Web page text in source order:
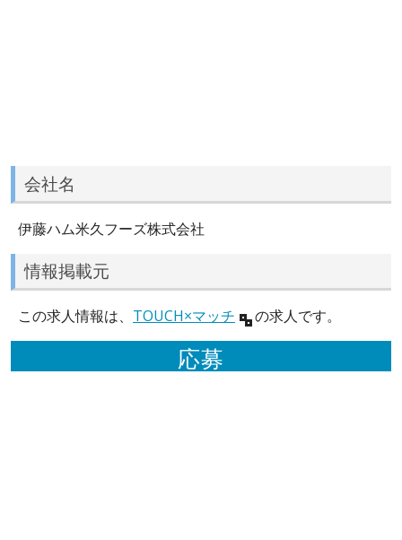
会社名
伊藤ハム米久フーズ株式会社
情報掲載元
この求人情報は、 TOUCH×マッチ の求人です。
応募